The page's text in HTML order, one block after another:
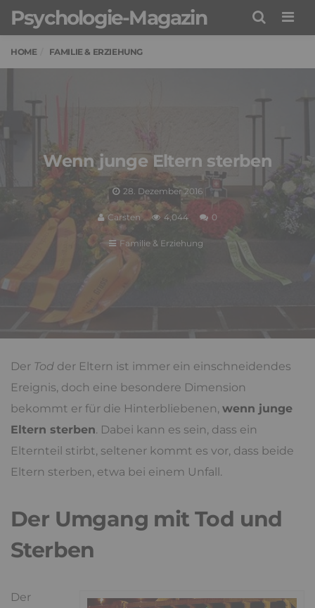
Psychologie-Magazin
HOME FAMILIE & ERZIEHUNG
Wenn junge Eltern sterben
28. Dezember 2016
Carsten 4,044 0
Familie & Erziehung
Der Tod der Eltern ist immer ein einschneidendes
Ereignis, doch eine besondere Dimension
bekommt er für die Hinterbliebenen, wenn junge
Eltern sterben. Dabei kann es sein, dass ein
Elternteil stirbt, seltener kommt es vor, dass beide
Eltern sterben, etwa bei einem Unfall.
Der Umgang mit Tod und
Sterben
Der